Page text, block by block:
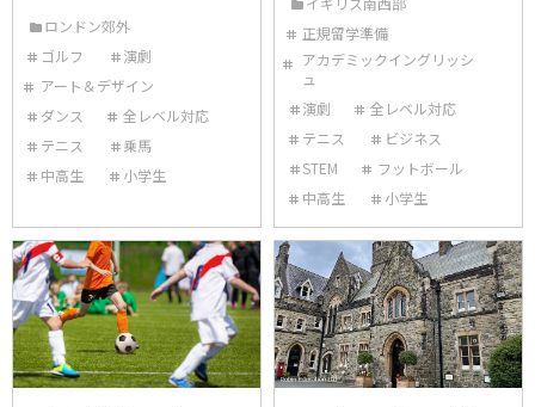
ロンドン郊外
ゴルフ
演劇
アート＆デザイン
ダンス
全レベル対応
テニス
乗馬
中高生
小学生
正規留学準備
アカデミックイングリッシ
ュ
演劇
全レベル対応
テニス
ビジネス
STEM
フットボール
中高生
小学生